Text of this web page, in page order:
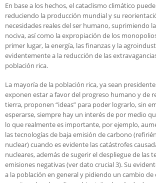
En base a los hechos, el cataclismo climático
reduciendo la producción mundial y su
necesidades reales del ser humano, suprimiendo
nociva, así como la expropiación de los
primer lugar, la energía, las finanzas y la
evidentemente a la reducción de las
población rica.
La mayoría de la población rica, ya sean
exponen estar a favor del progreso humano y de
tierra, proponen “ideas” para poder lograrlo, sin
esperarse, siempre hay un interés de por medio
lo que realmente es importante, por ejemplo,
las tecnologías de baja emisión de carbono
nuclear) cuando es evidente las catástrofes
nucleares, además de sugerir el despliegue de las
emisiones negativas (ver dato crucial 3). Su
a la población en general y pidiendo un cambio